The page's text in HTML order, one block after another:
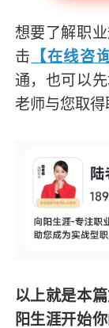
想要了解职
击 【在线咨
通，也可以
老师与您取得
以上就是本
阳生涯开始